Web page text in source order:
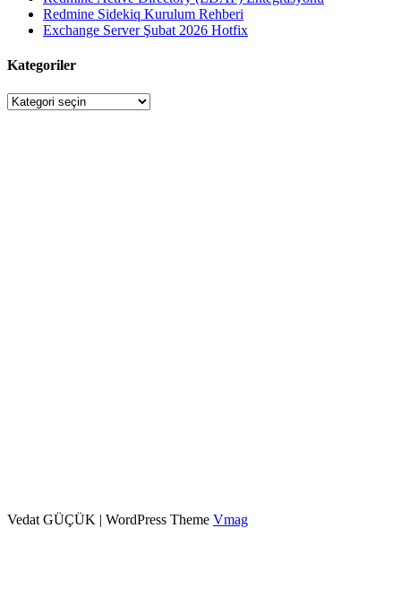
Redmine Sidekiq Kurulum Rehberi
Exchange Server Şubat 2026 Hotfix
Kategoriler
Kategoriler
Vedat GÜÇÜK | WordPress Theme Vmag